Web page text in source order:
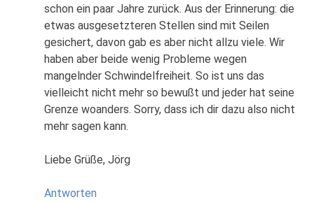
schon ein paar Jahre zurück. Aus der Erinnerung: die
etwas ausgesetzteren Stellen sind mit Seilen
gesichert, davon gab es aber nicht allzu viele. Wir
haben aber beide wenig Probleme wegen
mangelnder Schwindelfreiheit. So ist uns das
vielleicht nicht mehr so bewußt und jeder hat seine
Grenze woanders. Sorry, dass ich dir dazu also nicht
mehr sagen kann.
Liebe Grüße, Jörg
Antworten